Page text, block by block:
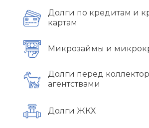
Долги ЖКХ
Долги перед
агентствами
Долги по кредитам и
картам
Микрозаймы и